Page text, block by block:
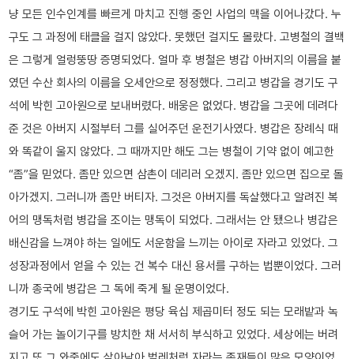
냥 모든 인수인계를 빠르게 마치고 진행 중인 사업의 맥을 이어나갔다. 누
구도 그 과정에 태클을 걸지 않았다. 못했던 걸지도 몰랐다. 고병철의 결백
은 그렇게 얼렁뚱땅 증명되었다. 얼마 후 병철은 병갑 아버지의 이름을 붙
였던 수산 회사의 이름을 오세안으로 정정했다. 그리고 병갑을 경기도 구
석에 박힌 고아원으로 보내버렸다. 배웅은 없었다. 병갑을 그곳에 데려다
준 것은 아버지 시절부터 그를 실어주던 운전기사였다. 병갑은 장례식 때
와 똑같이 울지 않았다. 그 때까지만 해도 그는 병철이 기약 없이 예고한
“좀”을 믿었다. 좀만 있으면 삼촌이 데리러 오겠지. 좀만 있으면 집으로 돌
아가겠지. 그러니까 좀만 버티자. 그것은 아버지를 독살했다고 알려진 복
어의 맹독처럼 병갑을 조이는 맹독이 되었다. 그래서는 안 됐으나 병갑은
배신감을 느껴야 하는 일에도 서운함을 느끼는 아이로 자라고 있었다. 그
성장과정에서 얻을 수 있는 건 복수 대신 용서를 구하는 법뿐이었다. 그러
니까 종국에 병갑은 그 독에 죽게 될 운명이었다.
경기도 구석에 박힌 고아원은 평당 육십 제곱미터 정도 되는 모래밭과 녹
슬어 가는 놀이기구를 방치한 채 서서히 부식하고 있었다. 세상에는 버려